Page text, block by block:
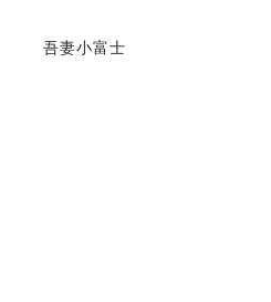
吾妻小富士